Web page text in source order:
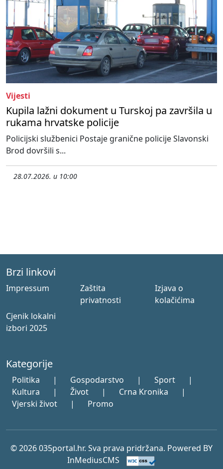
Vijesti
Kupila lažni dokument u Turskoj pa završila u
rukama hrvatske policije
Policijski službenici Postaje granične policije Slavonski
Brod dovršili s...
28.07.2026. u 10:00
Brzi linkovi
Impressum
Zaštita
privatnosti
Izjava o
kolačićima
Cjenik lokalni
izbori 2025
Kategorije
Politika | Gospodarstvo | Sport
|
Kultura
| Život | Crna Kronika
|
Vjerski život
| Promo
© 2026 035portal.hr. Sva prava pridržana. Powered BY
InMediusCMS